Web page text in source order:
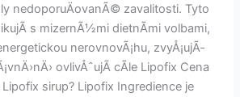
nedoporuÄovanÃ© zavalitosti. Tyto
s mizernÃ½mi dietnÃ­mi volbami,
nerovnovÃ¡hu, zvyÅ¡ujÃ­
ovlivÅˆujÃ­ cÃ­le Lipofix Cena
Lipofix sirup? Lipofix Ingredience je